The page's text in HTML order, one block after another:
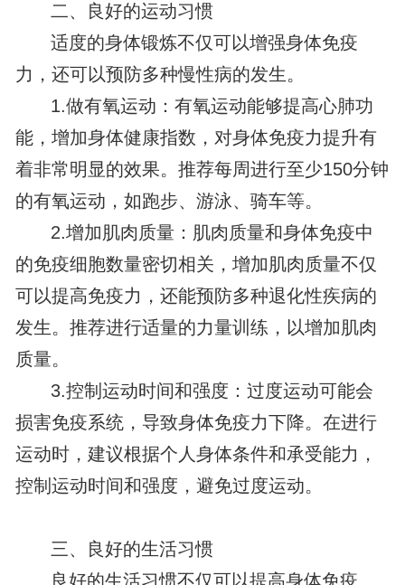
二、良好的运动习惯
适度的身体锻炼不仅可以增强身体免疫
力，还可以预防多种慢性病的发生。
1.做有氧运动：有氧运动能够提高心肺功
能，增加身体健康指数，对身体免疫力提升有
着非常明显的效果。推荐每周进行至少150分钟
的有氧运动，如跑步、游泳、骑车等。
2.增加肌肉质量：肌肉质量和身体免疫中
的免疫细胞数量密切相关，增加肌肉质量不仅
可以提高免疫力，还能预防多种退化性疾病的
发生。推荐进行适量的力量训练，以增加肌肉
质量。
3.控制运动时间和强度：过度运动可能会
损害免疫系统，导致身体免疫力下降。在进行
运动时，建议根据个人身体条件和承受能力，
控制运动时间和强度，避免过度运动。
三、良好的生活习惯
良好的生活习惯不仅可以提高身体免疫